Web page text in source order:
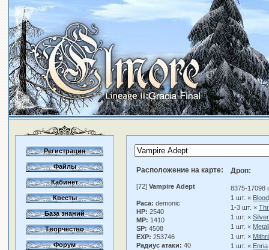
Регистрация
Файлы
Кабинет
Квесты
База знаний
Творчество
Форум
Расположение на карте:
[72] Vampire Adept
Раса: demonic
HP: 2540
MP: 1410
SP: 4508
EXP: 253746
Радиус атаки: 40
Дроп:
8375-17098
1 шт. ×
1-3 шт. ×
1 шт. ×
1 шт. ×
1 шт. ×
1 шт. × Enria